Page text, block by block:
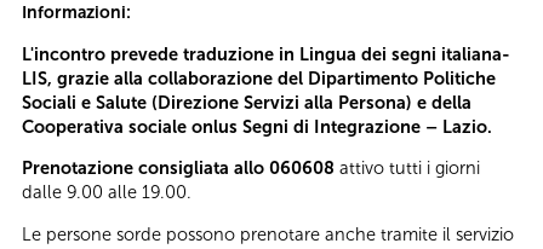
Informazioni:
L'incontro prevede traduzione in Lingua dei segni italiana-
LIS, grazie alla collaborazione del Dipartimento Politiche
Sociali e Salute (Direzione Servizi alla Persona) e della
Cooperativa sociale onlus Segni di Integrazione – Lazio.
Prenotazione consigliata allo 060608 attivo tutti i giorni
dalle 9.00 alle 19.00.
Le persone sorde possono prenotare anche tramite il servizio